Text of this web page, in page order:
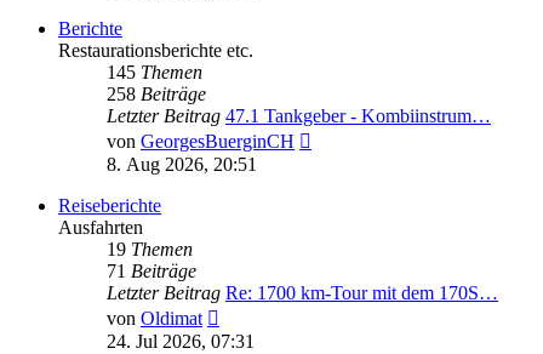
Berichte
Restaurationsberichte etc.
145 Themen
258 Beiträge
Letzter Beitrag 47.1 Tankgeber - Kombiinstrum…
von GeorgesBuerginCH
8. Aug 2026, 20:51
Reiseberichte
Ausfahrten
19 Themen
71 Beiträge
Letzter Beitrag Re: 1700 km-Tour mit dem 170S…
von Oldimat
Beitrag
24. Jul 2026, 07:31